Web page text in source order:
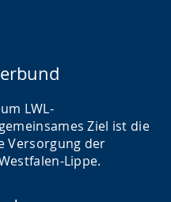
LWL-
Ziel ist die
Versorgung der
Lippe.